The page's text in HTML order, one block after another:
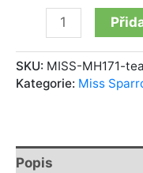
SKU: MISS-MH171-
Kategorie: Miss
Popis